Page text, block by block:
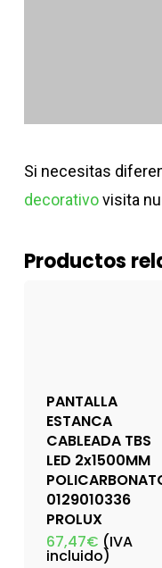
Si necesitas
decorativovisita
Productos
PANTALLA
ESTANCA
CABLEADA TBS
LED 2x1500MM
0129010336
PROLUX
67,47€ (IVA
incluido)